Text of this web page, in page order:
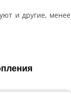
и другие, менее